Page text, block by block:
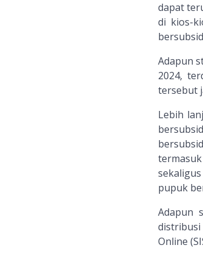
dapat
di kios-
Adapun
2024,
tersebut
Lebih
pupuk
Adapun
Online